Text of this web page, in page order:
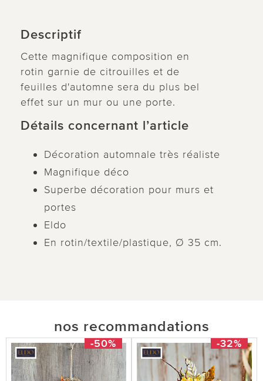
Descriptif
Cette magnifique composition en
rotin garnie de citrouilles et de
feuilles d'automne sera du plus bel
effet sur un mur ou une porte.
Détails concernant l’article
Décoration automnale très réaliste
Magnifique déco
Superbe décoration pour murs et
portes
Eldo
En rotin/textile/plastique, Ø 35 cm.
nos recommandations
-50% -32%